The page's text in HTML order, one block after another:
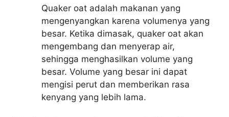
Quaker oat adalah makanan yang
mengenyangkan karena volumenya yang
besar. Ketika dimasak, quaker oat akan
mengembang dan menyerap air,
sehingga menghasilkan volume yang
besar. Volume yang besar ini dapat
mengisi perut dan memberikan rasa
kenyang yang lebih lama.